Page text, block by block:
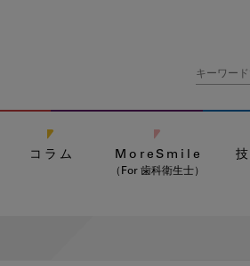
コラム MoreSmile
（For 歯科衛生士）